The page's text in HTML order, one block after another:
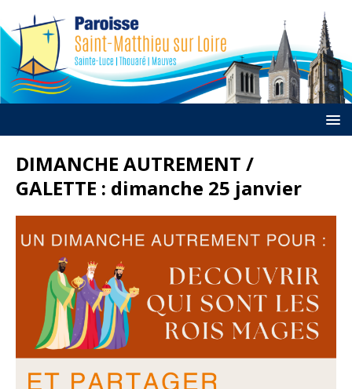
DIMANCHE AUTREMENT /
GALETTE : dimanche 25 janvier